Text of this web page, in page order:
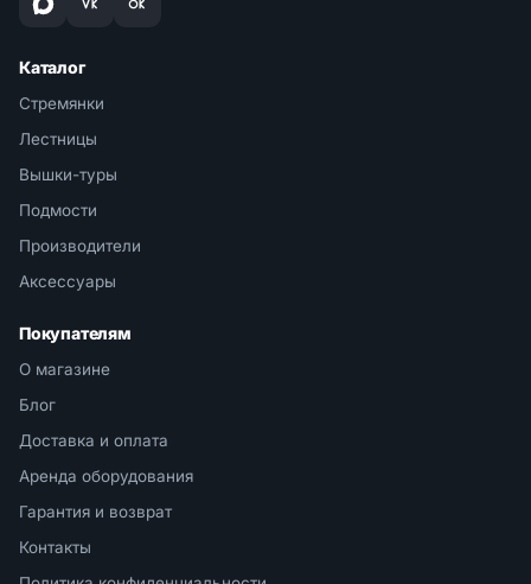
Каталог
Стремянки
Лестницы
Вышки-туры
Подмости
Производители
Аксессуары
Покупателям
О магазине
Блог
Доставка и оплата
Аренда оборудования
Гарантия и возврат
Контакты